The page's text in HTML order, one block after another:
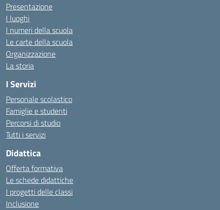
Presentazione
I luoghi
I numeri della scuola
Le carte della scuola
Organizzazione
La storia
I Servizi
Personale scolastico
Famiglie e studenti
Percorsi di studio
Tutti i servizi
Didattica
Offerta formativa
Le schede didattiche
I progetti delle classi
Inclusione